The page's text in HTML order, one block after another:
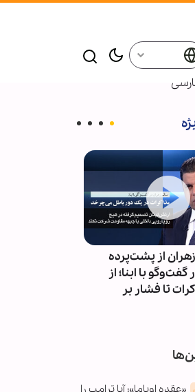
از پشت‌پرده
با ابنا؛ از
تا فشار بر
«عقده اوباما»؛ آیا ترامپ را